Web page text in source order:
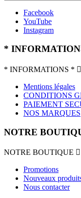
Facebook
YouTube
Instagram
*
* INFORMATIONS * 
Mentions légales
CONDITIONS
PAIEMENT
NOS MARQUES
NOTRE
NOTRE BOUTIQUE 
Promotions
Nouveaux
Nous contacter